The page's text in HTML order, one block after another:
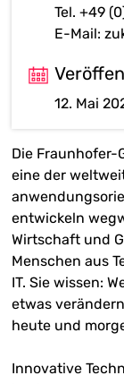
Tel. +49
E-Mail:
12. Mai
Die Fraunhofer-
eine der
entwickeln
Wirtschaft und
Menschen aus
IT. Sie wissen:
etwas
heute und
Innovative